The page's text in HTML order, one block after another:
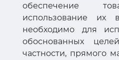
обеспечение
использование их
необходимо для
обоснованных
частности, прямого